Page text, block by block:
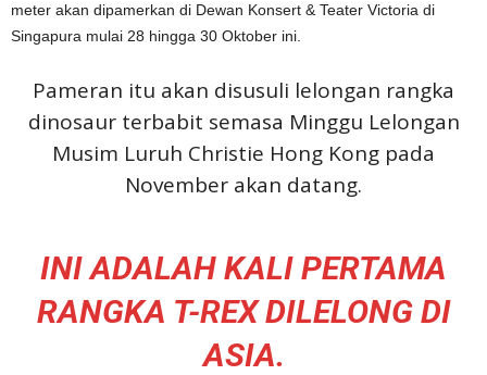
meter akan dipamerkan di Dewan Konsert & Teater Victoria di
Singapura mulai 28 hingga 30 Oktober ini.
Pameran itu akan disusuli lelongan rangka
dinosaur terbabit semasa Minggu Lelongan
Musim Luruh Christie Hong Kong pada
November akan datang.
INI ADALAH KALI PERTAMA
RANGKA T-REX DILELONG DI
ASIA.